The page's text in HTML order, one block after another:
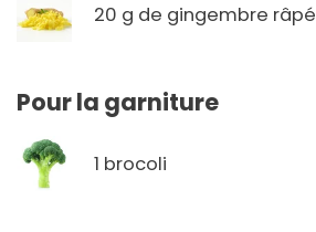
20 g de gingembre râpé
Pour la garniture
1 brocoli